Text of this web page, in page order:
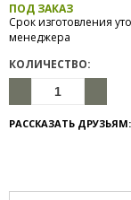
ПОД ЗАКАЗ
Срок изготовления
менеджера
КОЛИЧЕСТВО:
РАССКАЗАТЬ ДРУЗЬЯМ: